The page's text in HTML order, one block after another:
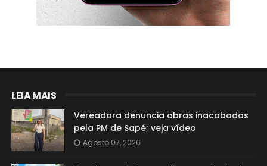
LEIA MAIS
Vereadora denuncia obras inacabadas
pela PM de Sapé; veja vídeo
Agosto 07, 2026